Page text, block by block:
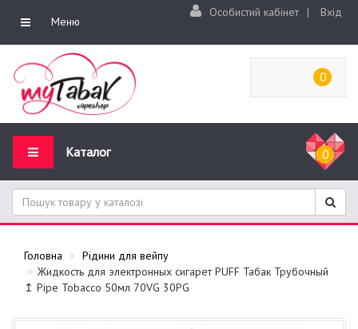
Меню
Особистий кабінет | Вхід
0
Каталог 0
Головна
Рідини для вейпу
Жидкость для электронных сигарет PUFF Табак Трубочный
↥ Pipe Tobacco 50мл 70VG 30PG